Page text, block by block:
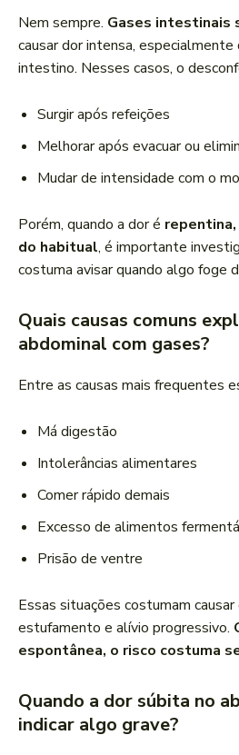
Nem sempre. Gases intestinais
causar dor intensa,
intestino. Nesses casos, o
Surgir após refeições
Melhorar após evacuar ou
Mudar de intensidade com o
Porém, quando a dor é
do habitual, é importante
costuma avisar quando algo foge
Quais causas comuns
abdominal com gases?
Entre as causas mais frequentes
Má digestão
Intolerâncias alimentares
Comer rápido demais
Excesso de alimentos
Prisão de ventre
Essas situações costumam
estufamento e alívio progressivo.
espontânea, o risco costuma
Quando a dor súbita no
indicar algo grave?